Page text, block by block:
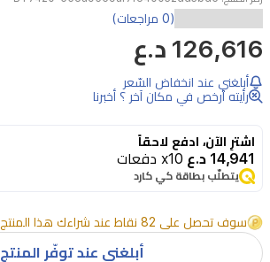
(0 مراجعات)
126,616 د.ع
أبلغني عند انخفاض السّعر
رأيته أرخص في مكان آخر ؟ أخبرنا
اشترِ الآن، ادفع لاحقاً
14,941 د.ع x10 دفعات
يتطلّب بطاقة كي كارد
سوف تحصل على 82 نقاط عند شراءك هذا المنتج
أبلغني عند توفّر المنتج